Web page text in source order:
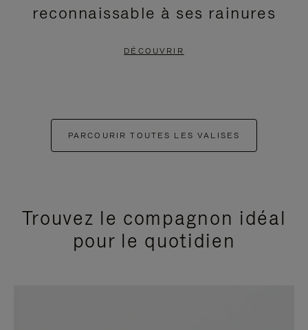
reconnaissable à ses rainures
DÉCOUVRIR
PARCOURIR TOUTES LES VALISES
Trouvez le compagnon idéal
pour le quotidien